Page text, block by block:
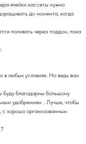
ячейки кассеты нужно
до момента, когда
поливать через поддон, пока
в любых условиях. Но ведь вам
буду благодарны большому
удобрениям. . Лучше, чтобы
с хорошо организованным